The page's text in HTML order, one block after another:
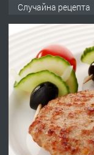
ПРЕДЛАГА
Случайна рецепта